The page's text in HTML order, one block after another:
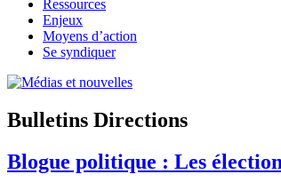
Ressources
Enjeux
Moyens d’action
Se syndiquer
Bulletins Directions
Blogue politique : Les